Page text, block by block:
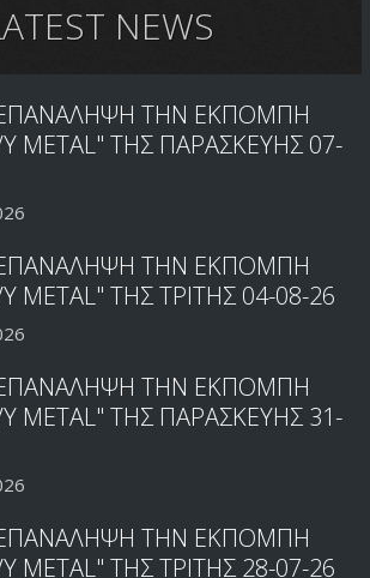
NEWS
ΤΗΝ ΕΚΠΟΜΠΗ
METAL" ΤΗΣ ΠΑΡΑΣΚΕΥΗΣ 07-
ΤΗΝ ΕΚΠΟΜΠΗ
METAL" ΤΗΣ ΤΡΙΤΗΣ 04-08-26
ΤΗΝ ΕΚΠΟΜΠΗ
METAL" ΤΗΣ ΠΑΡΑΣΚΕΥΗΣ 31-
ΤΗΝ ΕΚΠΟΜΠΗ
METAL" ΤΗΣ ΤΡΙΤΗΣ 28-07-26